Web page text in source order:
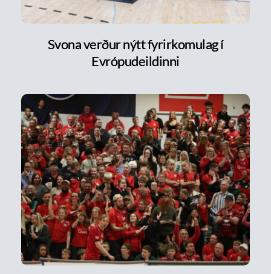
Svona verður nýtt fyrirkomulag í
Evrópudeildinni